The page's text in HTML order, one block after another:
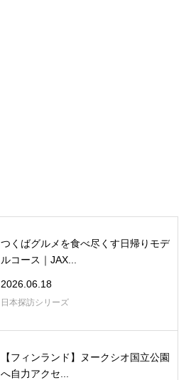
つくばグルメを食べ尽くす日帰りモデ
ルコース｜JAX...
2026.06.18
日本探訪シリーズ
【フィンランド】ヌークシオ国立公園
へ自力アクセ...